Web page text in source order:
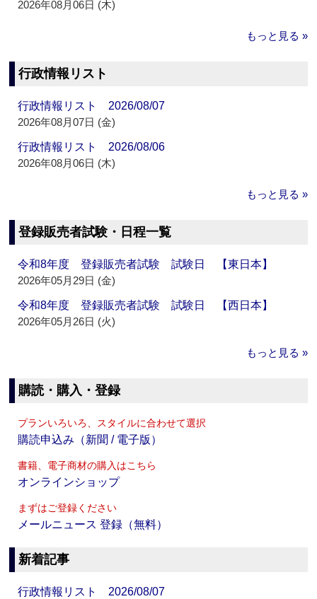
2026年08月06日 (木)
もっと見る »
行政情報リスト
行政情報リスト 2026/08/07
2026年08月07日 (金)
行政情報リスト 2026/08/06
2026年08月06日 (木)
もっと見る »
登録販売者試験・日程一覧
令和8年度 登録販売者試験 試験日 【東日本】
2026年05月29日 (金)
令和8年度 登録販売者試験 試験日 【西日本】
2026年05月26日 (火)
もっと見る »
購読・購入・登録
プランいろいろ、スタイルに合わせて選択
購読申込み（新聞 / 電子版）
書籍、電子商材の購入はこちら
オンラインショップ
まずはご登録ください
メールニュース 登録（無料）
新着記事
行政情報リスト 2026/08/07